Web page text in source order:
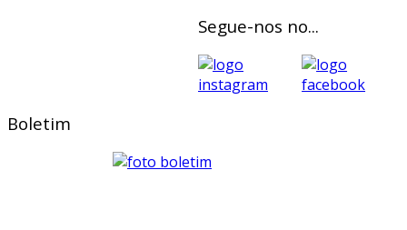
Segue-nos no...
Boletim